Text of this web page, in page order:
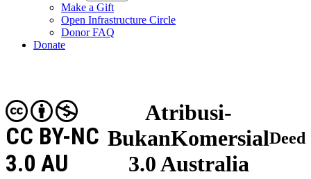
Make a Gift
Open Infrastructure Circle
Donor FAQ
Donate
Atribusi-
BukanKomersial
3.0 Australia
CC BY-NC
3.0 AU
Deed